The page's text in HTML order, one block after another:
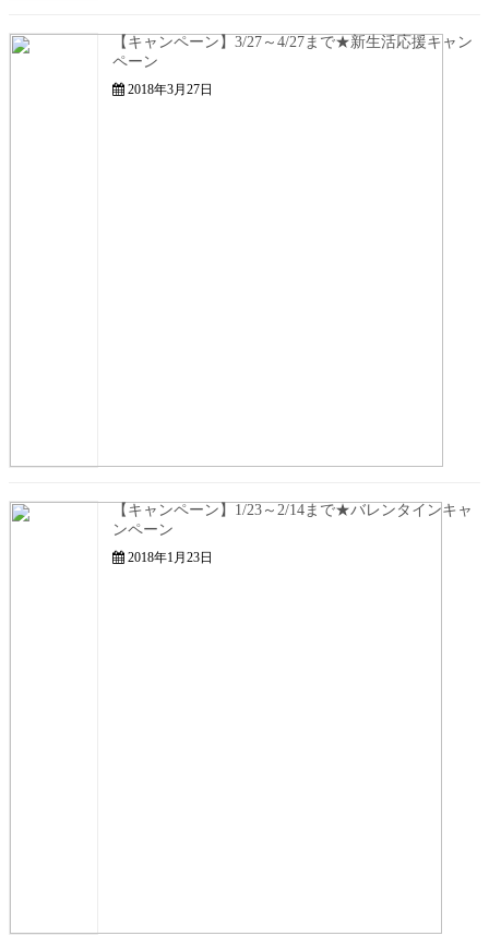
【キャンペーン】3/27～4/27まで★新生活応援キャン
ペーン
2018年3月27日
【キャンペーン】1/23～2/14まで★バレンタインキャ
ンペーン
2018年1月23日